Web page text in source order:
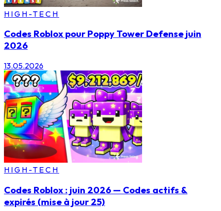
HIGH-TECH
Codes Roblox pour Poppy Tower Defense juin
2026
13.05.2026
HIGH-TECH
Codes Roblox : juin 2026 — Codes actifs &
expirés (mise à jour 25)